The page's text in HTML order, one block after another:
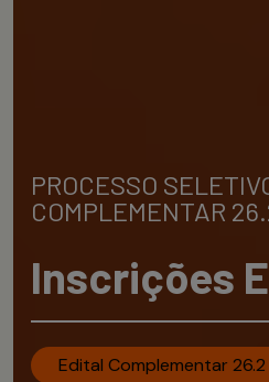
PROCESSO
COMPLEMENTAR
Inscrições
Edital Complementar 26.2